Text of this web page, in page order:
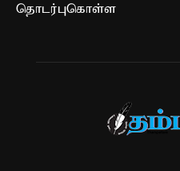
தொடர்புகொள்ள